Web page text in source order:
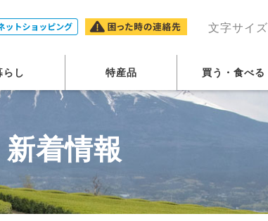
合・JAふじ伊豆 文字サイズ
らし 特産品 買う・食べる
新着情報